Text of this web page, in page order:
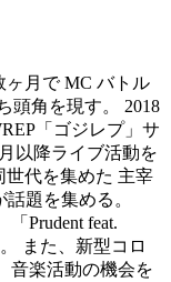
ヶ月で MC バトル
頭角を現す。 2018
「ゴジレプ」サ
以降ライブ活動を
世代を集めた 主宰
題を集める。
Prudent feat.
また、新型コロ
音楽活動の機会を